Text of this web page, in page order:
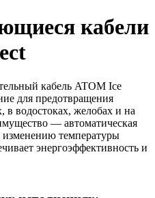
кабели
кабель ATOM Ice
для предотвращения
в водостоках, желобах и на
— автоматическая
изменению температуры
энергоэффективность и